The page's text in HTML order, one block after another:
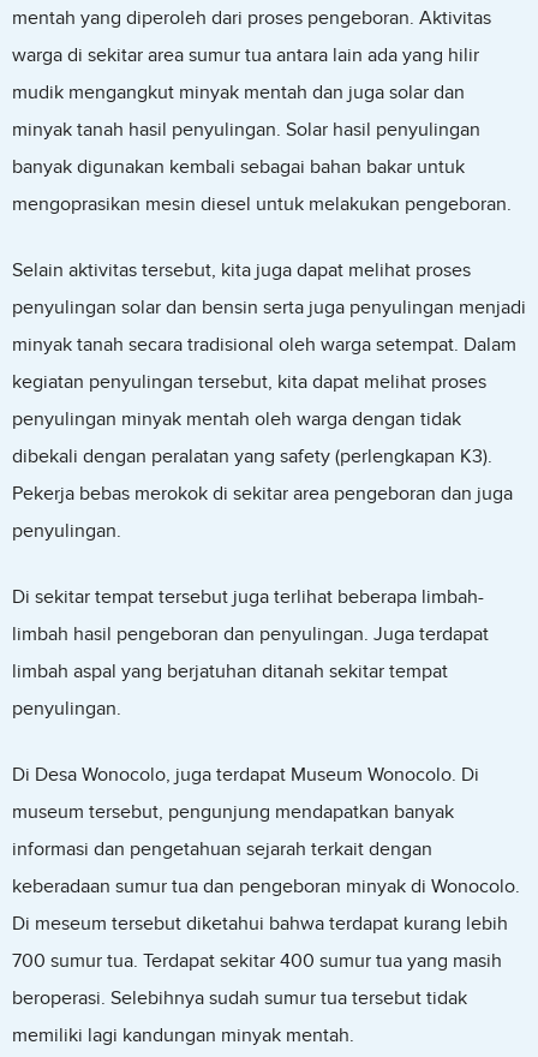
mentah yang diperoleh dari proses pengeboran. Aktivitas
warga di sekitar area sumur tua antara lain ada yang hilir
mudik mengangkut minyak mentah dan juga solar dan
minyak tanah hasil penyulingan. Solar hasil penyulingan
banyak digunakan kembali sebagai bahan bakar untuk
mengoprasikan mesin diesel untuk melakukan pengeboran.
Selain aktivitas tersebut, kita juga dapat melihat proses
penyulingan solar dan bensin serta juga penyulingan menjadi
minyak tanah secara tradisional oleh warga setempat. Dalam
kegiatan penyulingan tersebut, kita dapat melihat proses
penyulingan minyak mentah oleh warga dengan tidak
dibekali dengan peralatan yang safety (perlengkapan K3).
Pekerja bebas merokok di sekitar area pengeboran dan juga
penyulingan.
Di sekitar tempat tersebut juga terlihat beberapa limbah-
limbah hasil pengeboran dan penyulingan. Juga terdapat
limbah aspal yang berjatuhan ditanah sekitar tempat
penyulingan.
Di Desa Wonocolo, juga terdapat Museum Wonocolo. Di
museum tersebut, pengunjung mendapatkan banyak
informasi dan pengetahuan sejarah terkait dengan
keberadaan sumur tua dan pengeboran minyak di Wonocolo.
Di meseum tersebut diketahui bahwa terdapat kurang lebih
700 sumur tua. Terdapat sekitar 400 sumur tua yang masih
beroperasi. Selebihnya sudah sumur tua tersebut tidak
memiliki lagi kandungan minyak mentah.